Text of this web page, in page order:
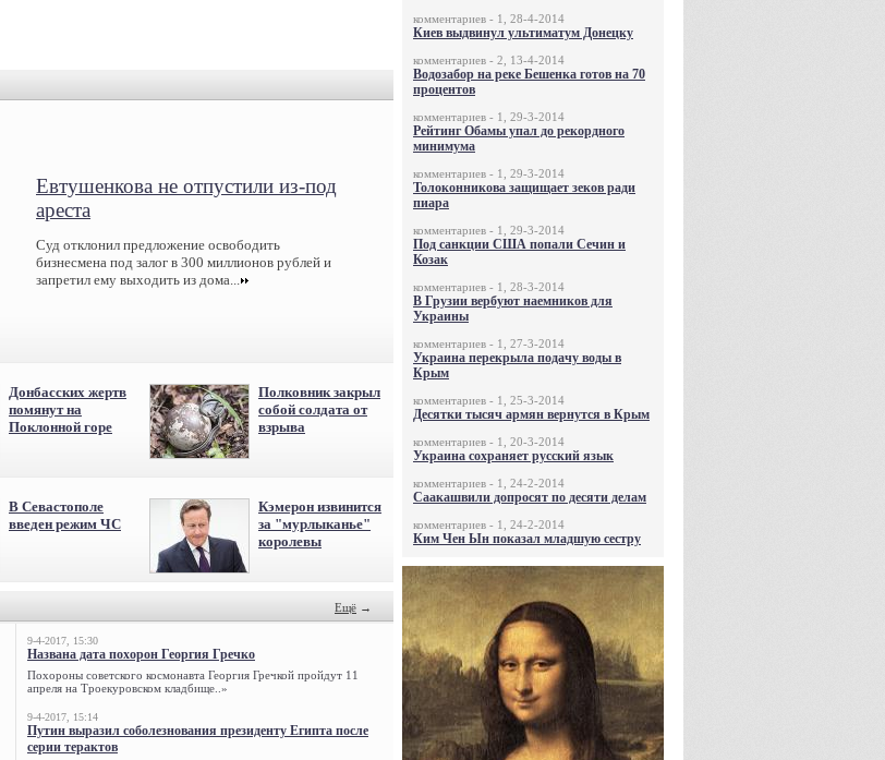
Евтушенкова не отпустили из-под
ареста
Суд отклонил предложение освободить
бизнесмена под залог в 300 миллионов рублей и
запретил ему выходить из дома...
Донбасских жертв
помянут на
Поклонной горе
Полковник закрыл
собой солдата от
взрыва
В Севастополе
введен режим ЧС
Кэмерон извинится
за "мурлыканье"
королевы
Ещё →
9-4-2017, 15:30
Названа дата похорон Георгия Гречко
Похороны советского космонавта Георгия Гречкой пройдут 11
апреля на Троекуровском кладбище..»
9-4-2017, 15:14
Путин выразил соболезнования президенту Египта после
серии терактов
комментариев - 1, 28-4-2014
Киев выдвинул ультиматум Донецку
комментариев - 2, 13-4-2014
Водозабор на реке Бешенка готов на 70
процентов
комментариев - 1, 29-3-2014
Рейтинг Обамы упал до рекордного
минимума
комментариев - 1, 29-3-2014
Толоконникова защищает зеков ради
пиара
комментариев - 1, 29-3-2014
Под санкции США попали Сечин и
Козак
комментариев - 1, 28-3-2014
В Грузии вербуют наемников для
Украины
комментариев - 1, 27-3-2014
Украина перекрыла подачу воды в
Крым
комментариев - 1, 25-3-2014
Десятки тысяч армян вернутся в Крым
комментариев - 1, 20-3-2014
Украина сохраняет русский язык
комментариев - 1, 24-2-2014
Саакашвили допросят по десяти делам
комментариев - 1, 24-2-2014
Ким Чен Ын показал младшую сестру